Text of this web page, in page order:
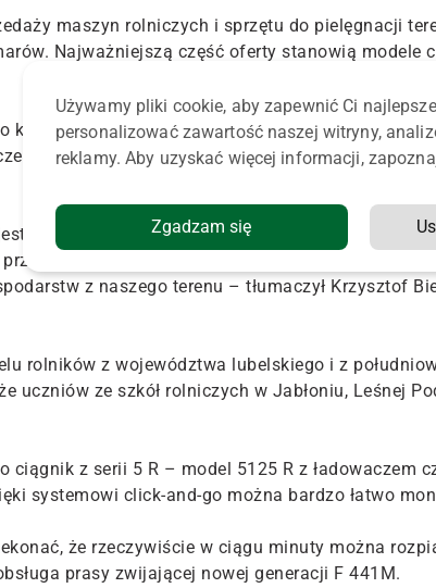
maszyn rolniczych i sprzętu do pielęgnacji
Najważniejszą część oferty stanowią modele
kombajny zbożowe, maszyny zielonkowe,
ładowarki, czyli cały sprzęt niezbędny do
związani z koncernem John Deere. Dzisiaj
tej marki. Są to nowości
z naszego terenu – tłumaczył Krzysztof
rolników z województwa lubelskiego i z
uczniów ze szkół rolniczych w Jabłoniu, Leśnej
ciągnik z serii 5 R – model 5125 R z ładowaczem
systemowi click-and-go można bardzo łatwo
że rzeczywiście w ciągu minuty można
prasy zwijającej nowej generacji F 441M.
Używamy pliki cookie, aby zapewnić Ci
personalizować zawartość naszej witryny,
reklamy. Aby uzyskać więcej informacji,
Zgadzam się